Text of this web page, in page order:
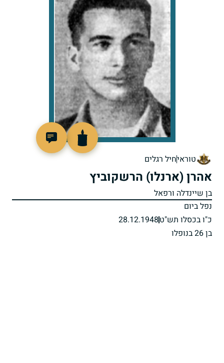
טוראיחיל רגלים
אהרן (ארנלו) הרשקוביץ
בן שיינדלה ורפאל
נפל ביום
כ"ו בכסלו תש"ט28.12.1948
בן 26 בנופלו